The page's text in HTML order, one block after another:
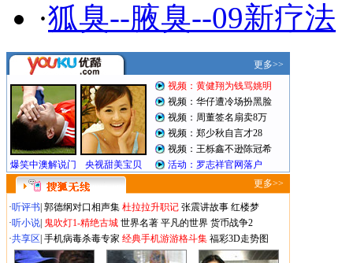
·狐臭--腋臭--09新疗法
更多>>
·听评书 郭德纲对口相声集 杜拉拉升职记 张震讲故事 红楼梦
·听小说 鬼吹灯1-精绝古城 世界名著 平凡的世界 货币战争2
·共享区 手机病毒杀毒专家 经典手机游游格斗集 福彩3D走势图